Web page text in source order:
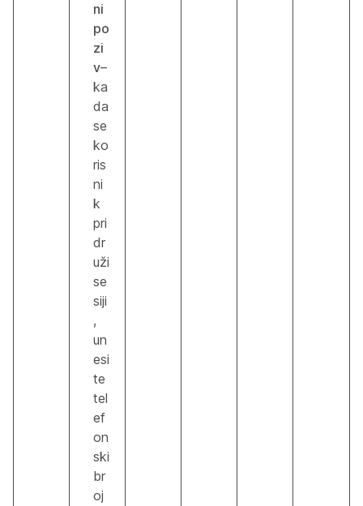
ni
po
zi
v–
ka
da
se
ko
ris
ni
k
pri
dr
uži
se
siji
,
un
esi
te
tel
ef
on
ski
br
oj